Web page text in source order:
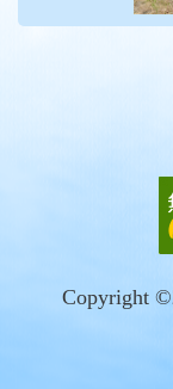
Copyright